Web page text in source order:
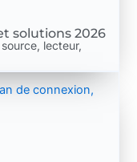
solutions 2026
lecteur,